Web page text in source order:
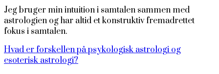
Jeg bruger min intuition i samtalen sammen med
astrologien og har altid et konstruktiv fremadrettet
fokus i samtalen.
Hvad er forskellen på psykologisk astrologi og
esoterisk astrologi?